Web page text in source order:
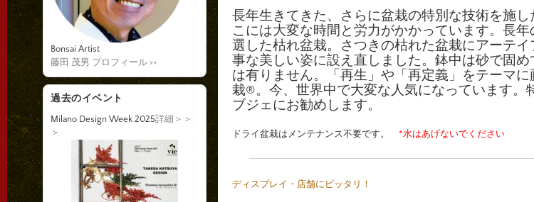
長年生きてきた、さらに盆栽の特別な技術を施
こには大変な時間と労力がかかっています。長
選した枯れ盆栽。さつきの枯れた盆栽にアーテ
事な美しい姿に設え直しました。鉢中は砂で固
は有りません。「再生」や「再定義」をテーマ
栽®。今、世界中で大変な人気になっています。
ブジェにお勧めします。
ドライ盆栽はメンテナンス不要です。 *水はあげないでください
ディスプレイ・店舗にピッタリ！
Bonsai Artist
藤田 茂男 プロフィール >>
過去のイベント
Milano Design Week 2025詳細＞＞
＞